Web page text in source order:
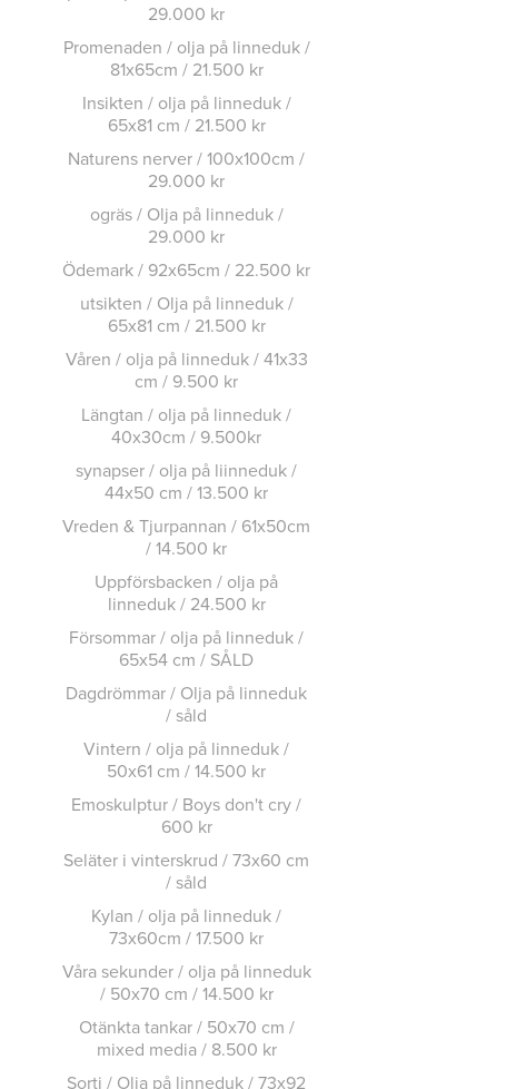
29.000 kr
Promenaden / olja på linneduk /
81x65cm / 21.500 kr
Insikten / olja på linneduk /
65x81 cm / 21.500 kr
Naturens nerver / 100x100cm /
29.000 kr
ogräs / Olja på linneduk /
29.000 kr
Ödemark / 92x65cm / 22.500 kr
utsikten / Olja på linneduk /
65x81 cm / 21.500 kr
Våren / olja på linneduk / 41x33
cm / 9.500 kr
Längtan / olja på linneduk /
40x30cm / 9.500kr
synapser / olja på liinneduk /
44x50 cm / 13.500 kr
Vreden & Tjurpannan / 61x50cm
/ 14.500 kr
Uppförsbacken / olja på
linneduk / 24.500 kr
Försommar / olja på linneduk /
65x54 cm / SÅLD
Dagdrömmar / Olja på linneduk
/ såld
Vintern / olja på linneduk /
50x61 cm / 14.500 kr
Emoskulptur / Boys don't cry /
600 kr
Seläter i vinterskrud / 73x60 cm
/ såld
Kylan / olja på linneduk /
73x60cm / 17.500 kr
Våra sekunder / olja på linneduk
/ 50x70 cm / 14.500 kr
Otänkta tankar / 50x70 cm /
mixed media / 8.500 kr
Sorti / Olja på linneduk / 73x92